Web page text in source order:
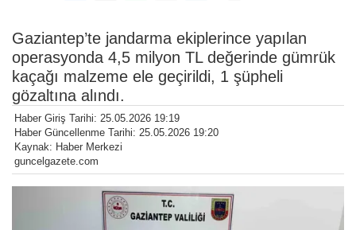
Gaziantep’te jandarma ekiplerince yapılan
operasyonda 4,5 milyon TL değerinde gümrük
kaçağı malzeme ele geçirildi, 1 şüpheli
gözaltına alındı.
Haber Giriş Tarihi: 25.05.2026 19:19
Haber Güncellenme Tarihi: 25.05.2026 19:20
Kaynak: Haber Merkezi
guncelgazete.com